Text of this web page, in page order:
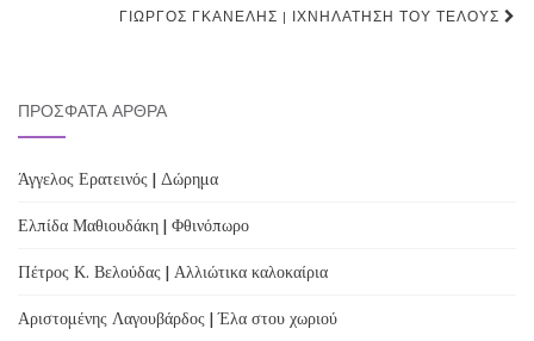
navigationΓΙΏΡΓΟΣ ΓΚΑΝΈΛΗΣ | ΙΧΝΗΛΆΤΗΣΗ ΤΟΥ ΤΈΛΟΥΣ
ΠΡΌΣΦΑΤΑ ΆΡΘΡΑ
Άγγελος Ερατεινός | Δώρημα
Ελπίδα Μαθιουδάκη | Φθινόπωρο
Πέτρος Κ. Βελούδας | Αλλιώτικα καλοκαίρια
Αριστομένης Λαγουβάρδος | Έλα στου χωριού